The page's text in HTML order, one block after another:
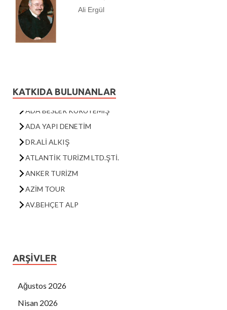
Ali Ergül
KATKIDA BULUNANLAR
KUŞADASI ESNAF VE SANATKARLAR ODASI
KUŞADASI EĞİTİM VE GELİŞTİRME VAKFI
KUAKMER
ATLANTİK TURİZM LTD.ŞTİ.
DİLDADE BÖREK
FUAT AKDOĞAN
EFE FAST FOOD
ARŞIVLER
Ağustos 2026
Nisan 2026